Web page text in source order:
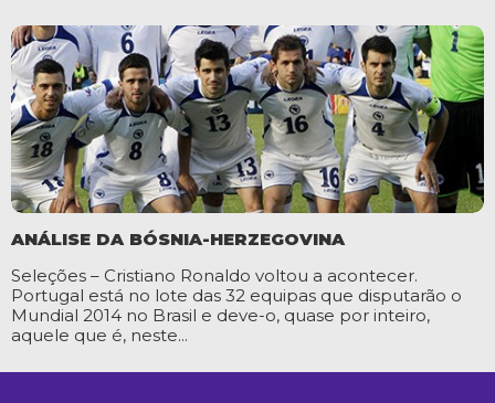
ANÁLISE DA BÓSNIA-HERZEGOVINA
Seleções – Cristiano Ronaldo voltou a acontecer.
Portugal está no lote das 32 equipas que disputarão o
Mundial 2014 no Brasil e deve-o, quase por inteiro,
aquele que é, neste...